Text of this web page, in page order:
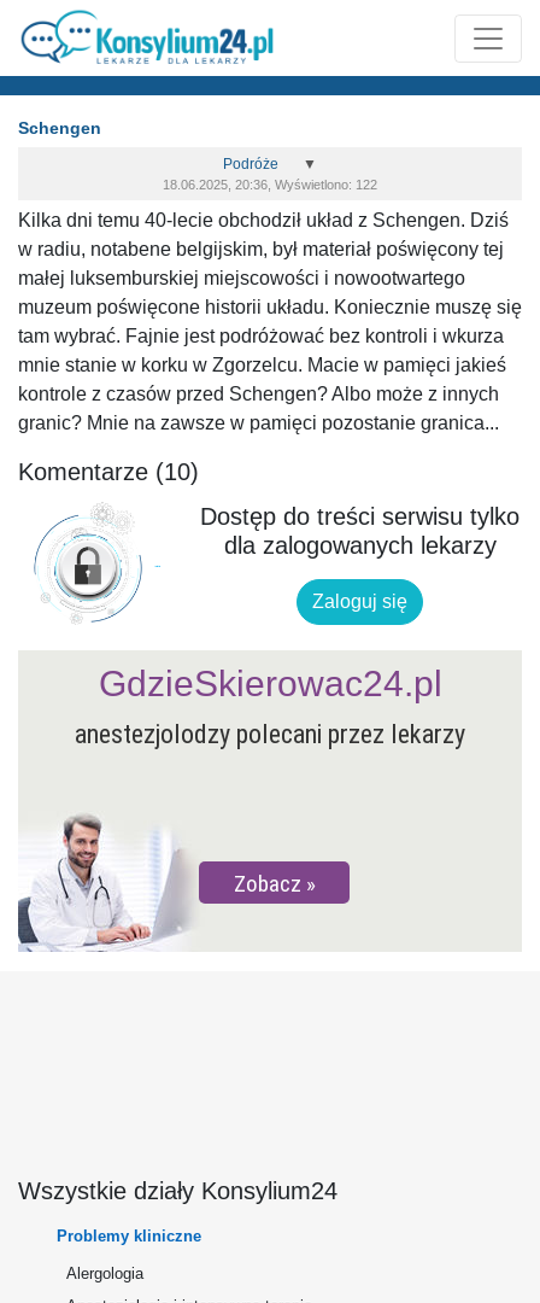
Schengen
Podróże ▼
18.06.2025, 20:36, Wyświetlono: 122
Kilka dni temu 40-lecie obchodził układ z Schengen. Dziś
w radiu, notabene belgijskim, był materiał poświęcony tej
małej luksemburskiej miejscowości i nowootwartego
muzeum poświęcone historii układu. Koniecznie muszę się
tam wybrać. Fajnie jest podróżować bez kontroli i wkurza
mnie stanie w korku w Zgorzelcu. Macie w pamięci jakieś
kontrole z czasów przed Schengen? Albo może z innych
granic? Mnie na zawsze w pamięci pozostanie granica...
Komentarze (10)
Dostęp do treści serwisu tylko
dla zalogowanych lekarzy
Zaloguj się
anestezjolodzy polecani przez lekarzy
Zobacz
GdzieSkierowac24.pl
Wszystkie działy Konsylium24
Problemy kliniczne
Alergologia